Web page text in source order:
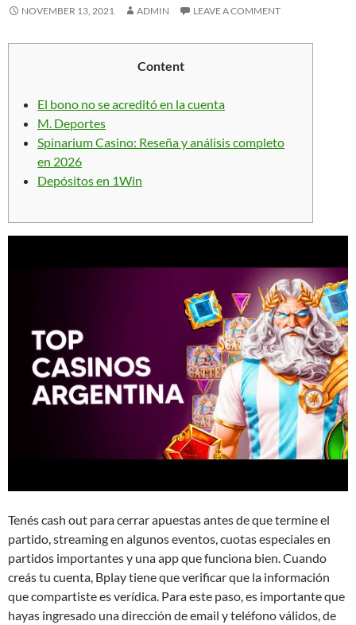
NOVEMBER 13, 2021 ADMIN LEAVE A COMMENT
Content
El bono no se acreditó en la cuenta
M. Deportes
Spinarium Casino: Reseña y análisis completo
en 2026
Depósitos en 1Win
Tenés cash out para cerrar apuestas antes de que termine el
partido, streaming en algunos eventos, cuotas especiales en
partidos importantes y una app que funciona bien. Cuando
creás tu cuenta, Bplay tiene que verificar que la información
que compartiste es verídica. Para este paso, es importante que
hayas ingresado una dirección de email y teléfono válidos, de